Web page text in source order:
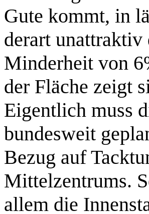
Gute kommt, in
derart unattraktiv
Minderheit von
der Fläche zeigt
Eigentlich muss
bundesweit
Bezug auf
Mittelzentrums.
allem die